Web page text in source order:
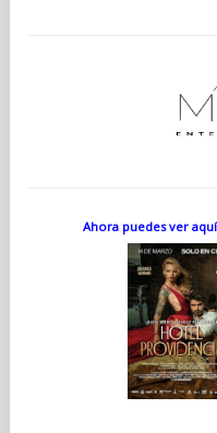
Ahora puedes ver